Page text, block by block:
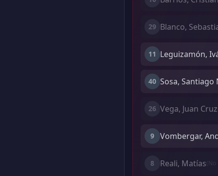
29 Blanco,
11 Leguizamón,
40 Sosa, Santiago
26 Vega, Juan Cruz
9 Vombergar,
8 Reali, Matías(No